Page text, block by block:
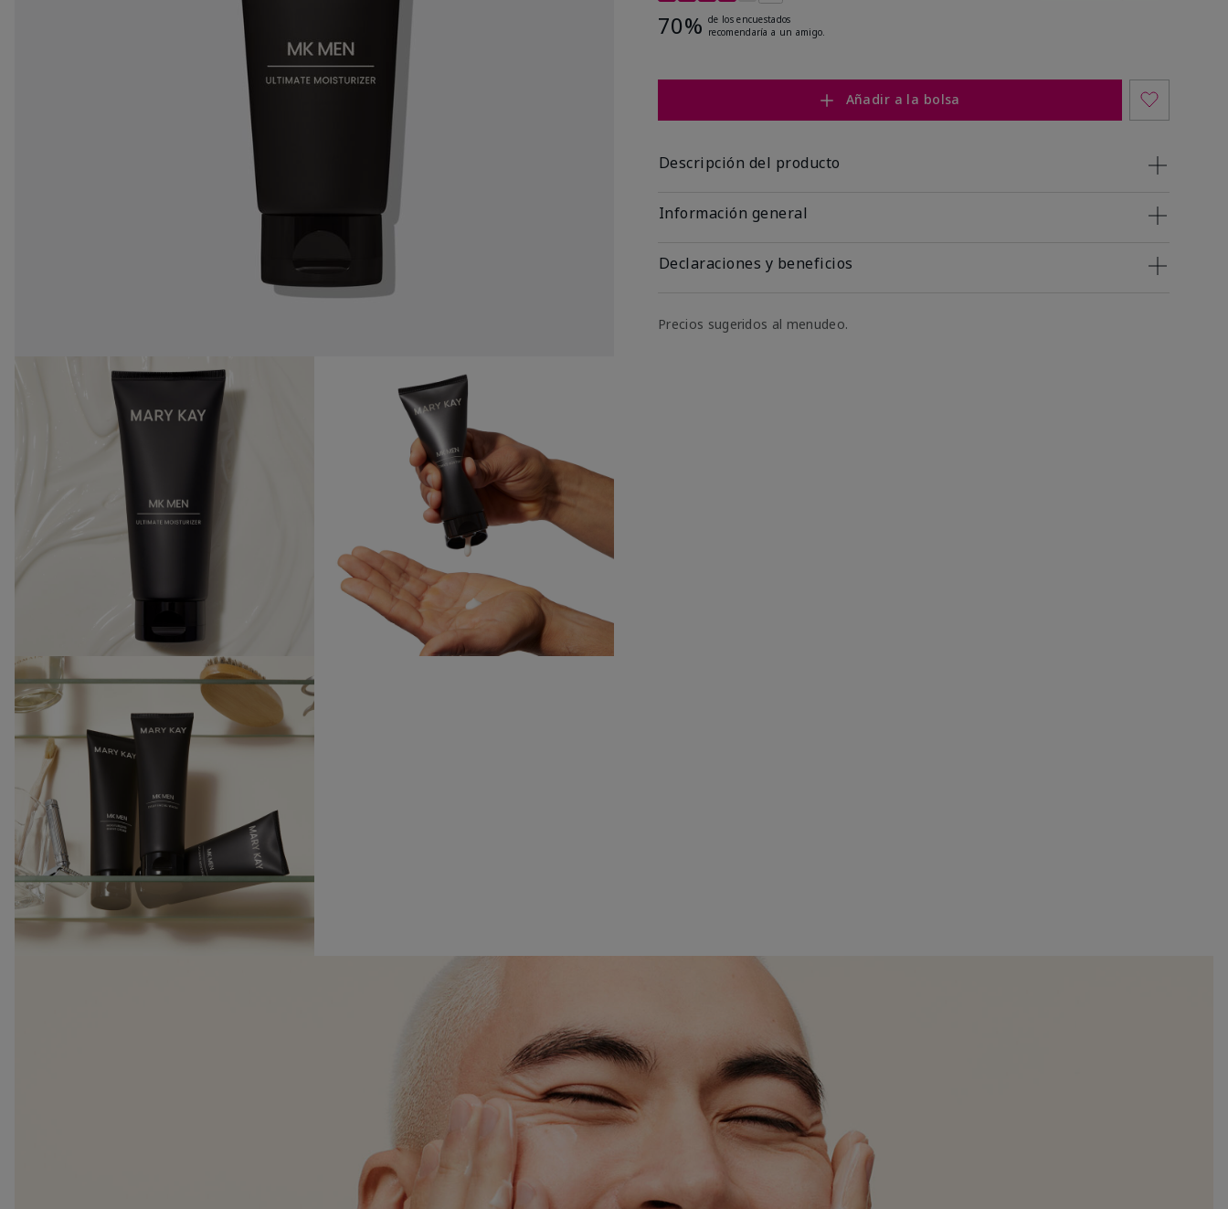
70% de los encuestados
recomendaría a un amigo.
Añadir a la bolsa
Descripción del producto
Información general
Declaraciones y beneficios
Precios sugeridos al menudeo.